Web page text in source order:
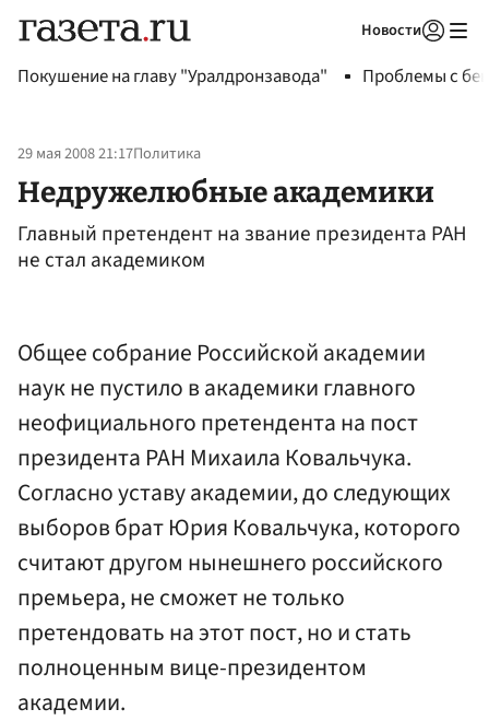
Новости
Покушение на главу "Уралдронзавода" Проблемы с
29 мая 2008 21:17Политика
Недружелюбные академики
Главный претендент на звание президента РАН
не стал академиком
Общее собрание Российской академии
наук не пустило в академики главного
неофициального претендента на пост
президента РАН Михаила Ковальчука.
Согласно уставу академии, до следующих
выборов брат Юрия Ковальчука, которого
считают другом нынешнего российского
премьера, не сможет не только
претендовать на этот пост, но и стать
полноценным вице-президентом
академии.